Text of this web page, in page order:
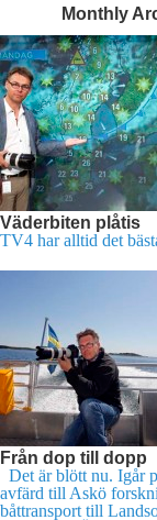
Monthly
Väderbiten plåtis
TV4 har alltid det
Från dop till dopp
Det är blött nu. Igår
avfärd till Askö
båttransport till